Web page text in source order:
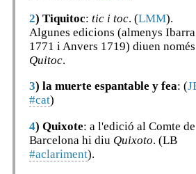
2) Tiquitoc: tic i toc. (LMM).
Algunes edicions (almenys Ibarra
1771 i Anvers 1719) diuen només
Quitoc.
3) la muerte espantable y fea: (
#cat)
4) Quixote: a l'edició al Comte de
Barcelona hi diu Quixoto. (LB
#aclariment).